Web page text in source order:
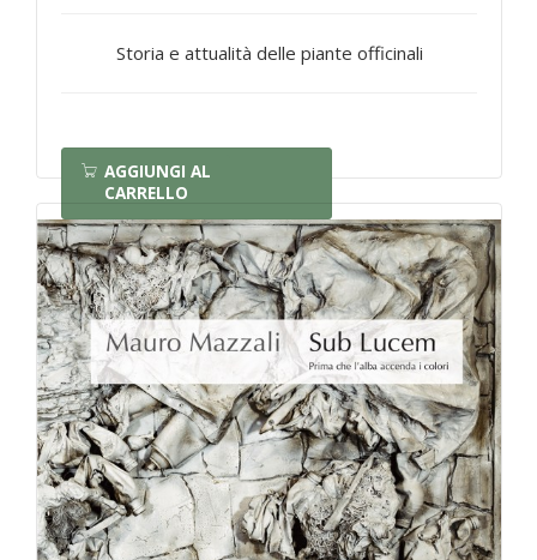
Storia e attualità delle piante officinali
AGGIUNGI AL
CARRELLO